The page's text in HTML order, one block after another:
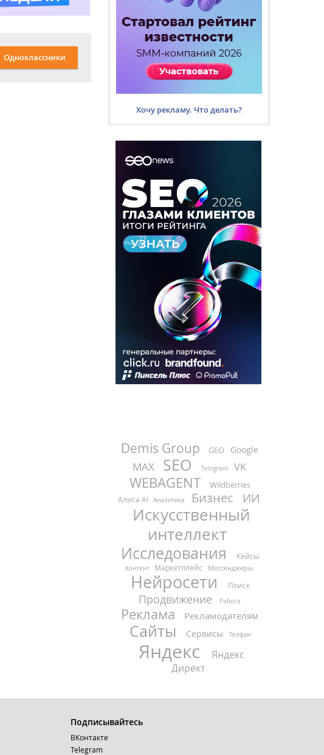
Одноклассники
Хочу рекламу. Что делать?
Demis Group GEO Google
MAX SEO Telegram VK
WEBAGENT Wildberries
Алиса AI Аналитика Бизнес ИИ
Искусственный
интеллект
Исследования Кейсы
Контент Маркетплейс Мессенджеры
Нейросети Поиск
Продвижение Работа
Реклама Рекламодателям
Сайты Сервисы Телфин
Яндекс
Яндекс
Директ
Подписывайтесь
ВКонтакте
Telegram